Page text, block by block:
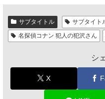
サブタイトル サブタイト
名探偵コナン 犯人の犯沢さん
シ
X